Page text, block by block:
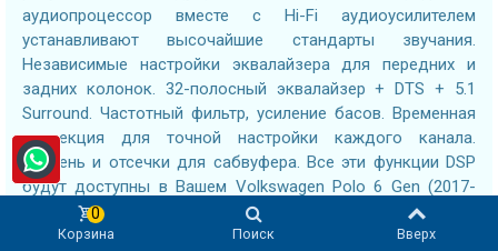
аудиопроцессор вместе с Hi-Fi аудиоусилителем
устанавливают высочайшие стандарты звучания.
Независимые настройки эквалайзера для передних и
задних колонок. 32-полосный эквалайзер + DTS + 5.1
Surround. Частотный фильтр, усиление басов. Временная
коррекция для точной настройки каждого канала.
Уровень и отсечки для сабвуфера. Все эти функции DSP
будут доступны в Вашем Volkswagen Polo 6 Gen (2017-
2021), что поможет Вам настроить звук по своему вкусу.
Корзина
0
Поиск Вверх